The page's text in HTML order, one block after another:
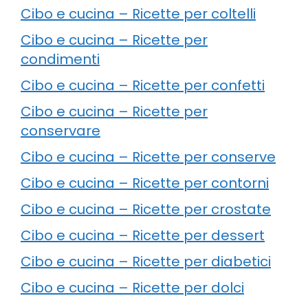
Cibo e cucina – Ricette per coltelli
Cibo e cucina – Ricette per
condimenti
Cibo e cucina – Ricette per confetti
Cibo e cucina – Ricette per
conservare
Cibo e cucina – Ricette per conserve
Cibo e cucina – Ricette per contorni
Cibo e cucina – Ricette per crostate
Cibo e cucina – Ricette per dessert
Cibo e cucina – Ricette per diabetici
Cibo e cucina – Ricette per dolci